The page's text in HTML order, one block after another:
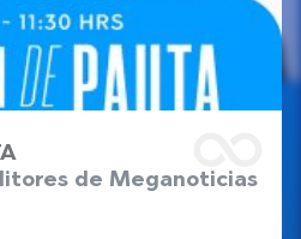
de Meganoticias